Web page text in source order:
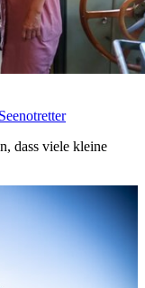
dass viele kleine